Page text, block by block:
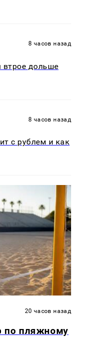
8 часов назад
втрое дольше
8 часов назад
с рублем и как
20 часов назад
по пляжному